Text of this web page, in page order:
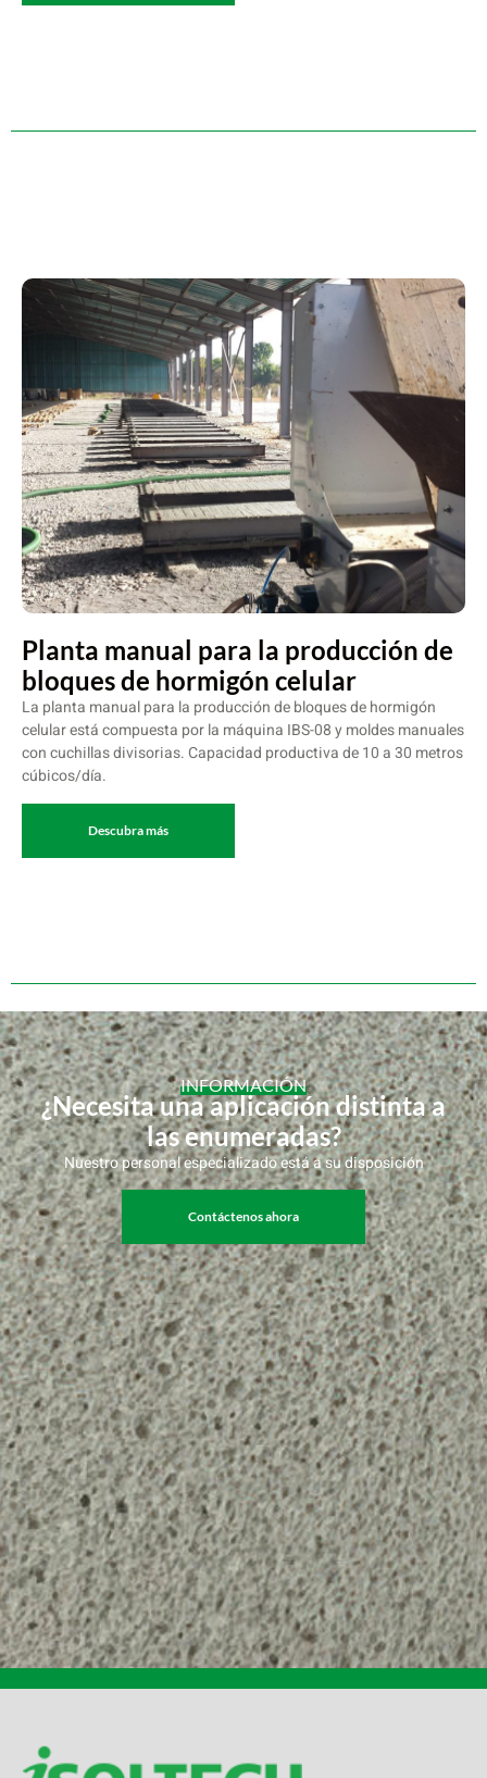
Planta manual para la producción de
bloques de hormigón celular
La planta manual para la producción de bloques de hormigón
celular está compuesta por la máquina IBS-08 y moldes manuales
con cuchillas divisorias. Capacidad productiva de 10 a 30 metros
cúbicos/día.
Descubra más
INFORMACIÓN
¿Necesita una aplicación distinta a
las enumeradas?
Nuestro personal especializado está a su disposición
Contáctenos ahora